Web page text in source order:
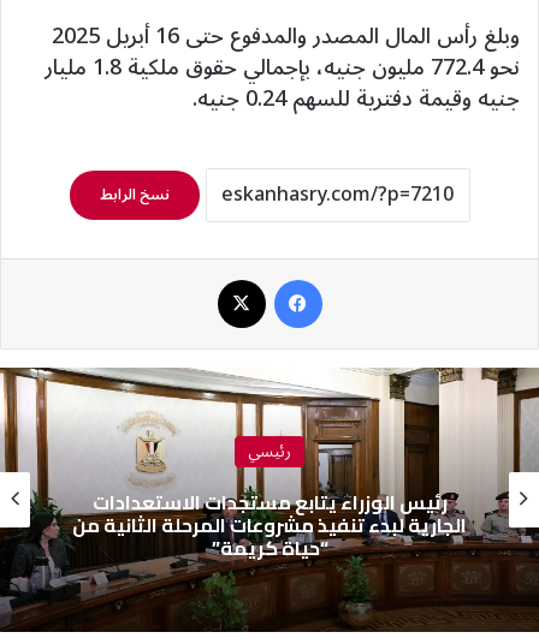
وبلغ رأس المال المصدر والمدفوع حتى 16 أبريل 2025
نحو 772.4 مليون جنيه، بإجمالي حقوق ملكية 1.8 مليار
جنيه وقيمة دفترية للسهم 0.24 جنيه.
نسخ الرابط
رئيسي
رئيس الوزراء يتابع مستجدات الاستعدادات
الجارية لبدء تنفيذ مشروعات المرحلة الثانية من
“حياة كريمة”